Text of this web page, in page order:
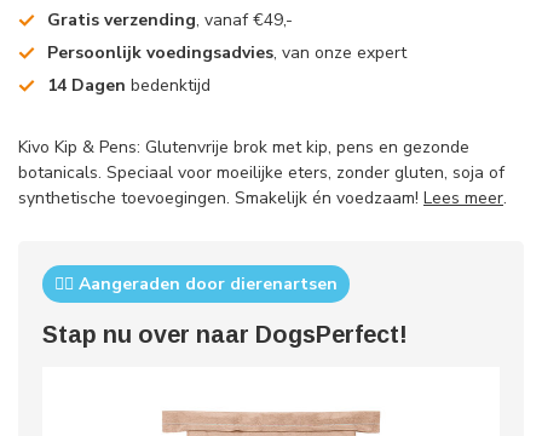
Gratis verzending, vanaf €49,-
Persoonlijk voedingsadvies, van onze expert
14 Dagen bedenktijd
Kivo Kip & Pens: Glutenvrije brok met kip, pens en gezonde
botanicals. Speciaal voor moeilijke eters, zonder gluten, soja of
synthetische toevoegingen. Smakelijk én voedzaam! Lees meer.
👨‍⚕️ Aangeraden door dierenartsen
Stap nu over naar DogsPerfect!